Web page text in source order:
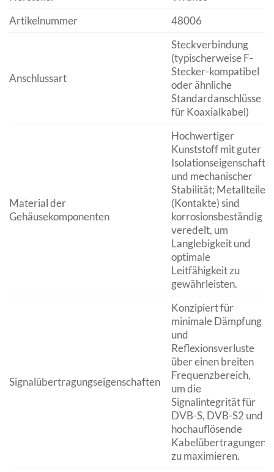
Artikelnummer
48006
Anschlussart
Steckverbindung
(typischerweise F-
Stecker-kompatibel
oder ähnliche
Standardanschlüsse
für Koaxialkabel)
Material der
Gehäusekomponenten
Hochwertiger
Kunststoff mit guter
Isolationseigenschaft
und mechanischer
Stabilität; Metallteile
(Kontakte) sind
korrosionsbeständig
veredelt, um
Langlebigkeit und
optimale
Leitfähigkeit zu
gewährleisten.
Signalübertragungseigenschaften
Konzipiert für
minimale Dämpfung
und
Reflexionsverluste
über einen breiten
Frequenzbereich,
um die
Signalintegrität für
DVB-S, DVB-S2 und
hochauflösende
Kabelübertragungen
zu maximieren.